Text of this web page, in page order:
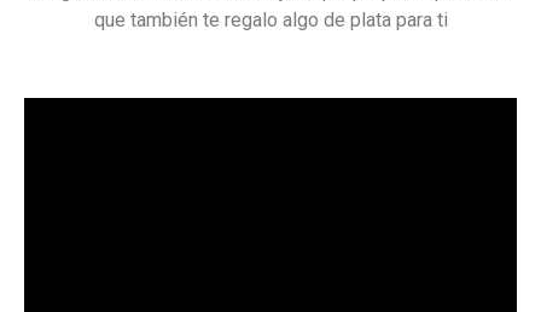
que también te regalo algo de plata para ti